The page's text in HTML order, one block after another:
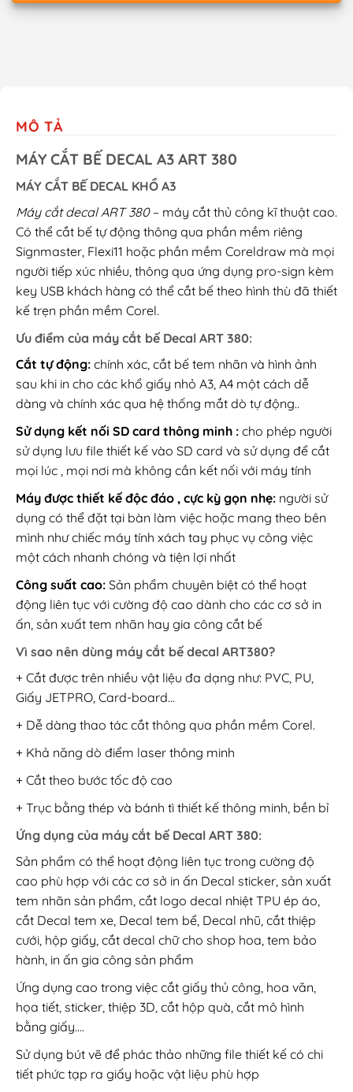
MÔ TẢ
MÁY CẮT BẾ DECAL A3 ART 380
MÁY CẮT BẾ DECAL KHỔ A3
Máy cắt decal ART 380– máy cắt thủ công kĩ thuật cao.
Có thể cắt bế tự động thông qua phần mềm riêng
Signmaster, Flexi11 hoặc phần mềm Coreldraw mà mọi
người tiếp xúc nhiều, thông qua ứng dụng pro-sign kèm
key USB khách hàng có thể cắt bế theo hình thù đã thiết
kế trẹn phần mềm Corel.
Ưu điểm của máy cắt bế Decal ART 380:
Cắt tự động:chính xác, cắt bế tem nhãn và hình ảnh
sau khi in cho các khổ giấy nhỏ A3, A4 một cách dễ
dàng và chính xác qua hệ thống mắt dò tự động..
Sử dụng kết nối SD card thông minh :cho phép người
sử dụng lưu file thiết kế vào SD card và sử dụng để cắt
mọi lúc , mọi nơi mà không cần kết nối với máy tính
Máy được thiết kế độc đáo , cực kỳ gọn nhẹ:người sử
dụng có thể đặt tại bàn làm việc hoặc mang theo bên
mình như chiếc máy tính xách tay phục vụ công việc
một cách nhanh chóng và tiện lợi nhất
Công suất cao: Sản phẩm chuyên biệt có thể hoạt
động liên tục với cường độ cao dành cho các cơ sở in
ấn, sản xuất tem nhãn hay gia công cắt bế
Vì sao nên dùng máy cắt bế decal ART380?
+ Cắt được trên nhiều vật liệu đa dạng như: PVC, PU,
Giấy JETPRO, Card-board…
+ Dễ dàng thao tác cắt thông qua phần mềm Corel.
+ Khả năng dò điểm laser thông minh
+ Cắt theo bước tốc độ cao
+ Trục bằng thép và bánh tì thiết kế thông minh, bền bỉ
Ứng dụng của máy cắt bế Decal ART 380:
Sản phẩm có thể hoạt động liên tục trong cường độ
cao phù hợp với các cơ sở in ấn Decal sticker, sản xuất
tem nhãn sản phẩm, cắt logo decal nhiệt TPU ép áo,
cắt Decal tem xe, Decal tem bể, Decal nhũ, cắt thiệp
cưới, hộp giấy, cắt decal chữ cho shop hoa, tem bảo
hành, in ấn gia công sản phẩm
Ứng dụng cao trong việc cắt giấy thủ công, hoa văn,
họa tiết, sticker, thiệp 3D, cắt hộp quà, cắt mô hình
bằng giấy….
Sử dụng bút vẽ để phác thảo những file thiết kế có chi
tiết phức tạp ra giấy hoặc vật liệu phù hợp